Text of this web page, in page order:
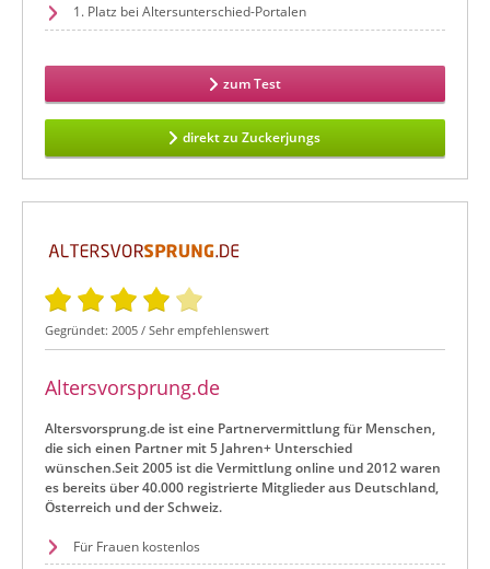
1. Platz bei Altersunterschied-Portalen
zum Test
direkt zu Zuckerjungs
Gegründet: 2005 / Sehr empfehlenswert
Altersvorsprung.de
Altersvorsprung.de ist eine Partnervermittlung für Menschen,
die sich einen Partner mit 5 Jahren+ Unterschied
wünschen.Seit 2005 ist die Vermittlung online und 2012 waren
es bereits über40.000 registrierte Mitgliederaus Deutschland,
Österreich und der Schweiz.
Für Frauen kostenlos